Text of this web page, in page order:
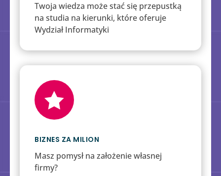
Twoja wiedza może stać się przepustką
na studia na kierunki, które oferuje
Wydział Informatyki

BIZNES ZA MILION
Masz pomysł na założenie własnej
firmy?